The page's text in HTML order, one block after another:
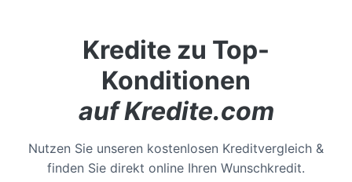
Kredite zu Top-
Konditionen
auf Kredite.com
Nutzen Sie unseren kostenlosen Kreditvergleich &
finden Sie direkt online Ihren Wunschkredit.